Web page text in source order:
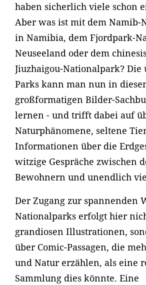
haben sicherlich viele schon
Aber was ist mit dem Namib-
in Namibia, dem Fjordpark-
Neuseeland oder dem
Jiuzhaigou-Nationalpark? Die
Parks kann man nun in
großformatigen Bilder-
lernen - und trifft dabei auf
Naturphänomene, seltene
Informationen über die
witzige Gespräche zwischen
Bewohnern und unendlich
Der Zugang zur spannenden
Nationalparks erfolgt hier
grandiosen Illustrationen,
über Comic-Passagen, die
und Natur erzählen, als eine
Sammlung dies könnte. Eine